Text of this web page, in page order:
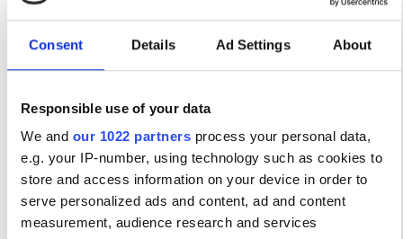
Consent Details Ad Settings About
Responsible use of your data
We and our 1022 partners process your personal data,
e.g. your IP-number, using technology such as cookies to
store and access information on your device in order to
serve personalized ads and content, ad and content
measurement, audience research and services
Отзывы
6.2 3 отзывов
Дружелюбие 7
Чистота